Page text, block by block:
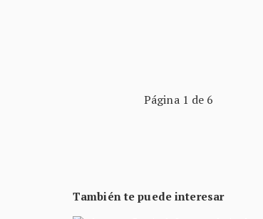
Página 1 de 6
También te puede interesar